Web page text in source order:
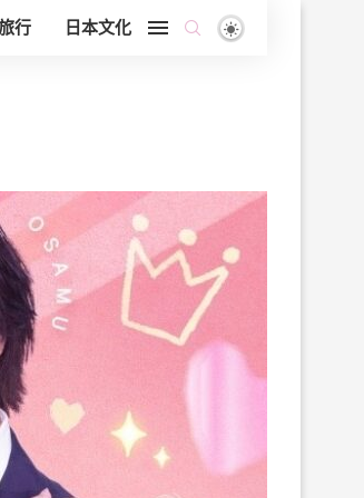
行 日本文化